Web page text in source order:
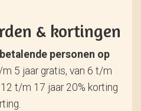
& kortingen
personen op
5 jaar gratis, van 6 t/m
t/m 17 jaar 20% korting